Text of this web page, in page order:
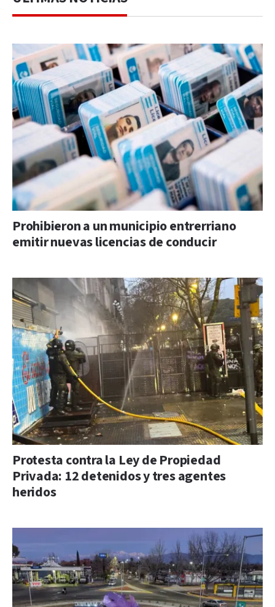
Prohibieron a un municipio entrerriano
emitir nuevas licencias de conducir
Protesta contra la Ley de Propiedad
Privada: 12 detenidos y tres agentes
heridos